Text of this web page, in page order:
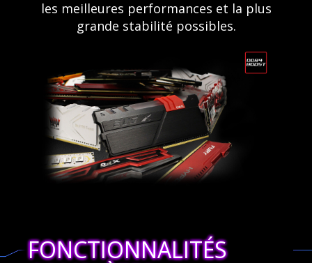
les meilleures performances et la plus
grande stabilité possibles.
FONCTIONNALITÉS